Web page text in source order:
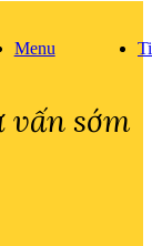
Menu
vấn sớm